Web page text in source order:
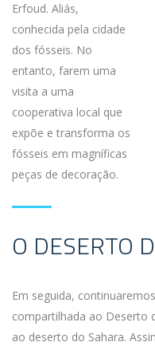
Erfoud. Aliás,
conhecida pela cidade
dos fósseis. No
entanto, farem uma
visita a uma
cooperativa local que
expõe e transforma os
fósseis em magníficas
peças de decoração.
O DESERTO
Em seguida,
compartilhada ao Deserto
ao deserto do Sahara.